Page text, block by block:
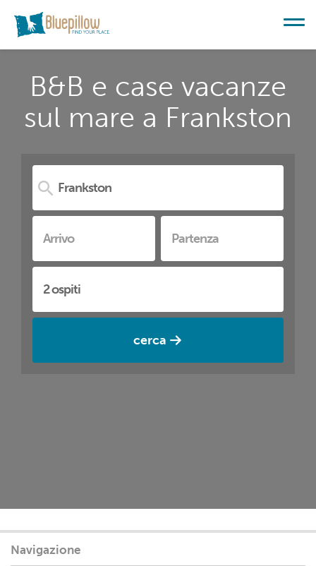
B&B e case vacanze
sul mare a Frankston
cerca
Navigazione